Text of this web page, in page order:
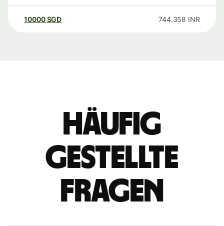
10000 SGD 744.358 INR
Häufig
gestellte
Fragen